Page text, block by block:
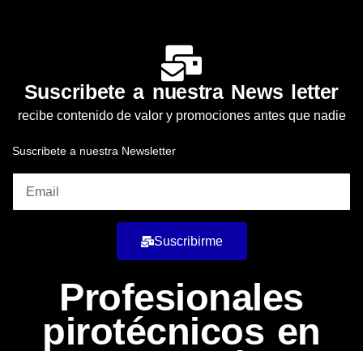
Suscribete a nuestra News letter
recibe contenido de valor y promociones antes que nadie
Suscribete a nuestra Newsletter
Suscribirme
Profesionales
pirotécnicos en